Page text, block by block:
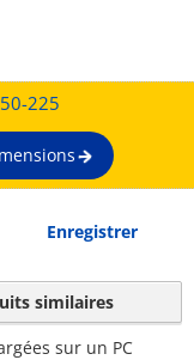
225
Enregistrer
similaires
sur un PC